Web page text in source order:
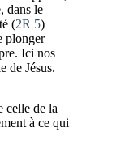
dans le
(2R 5)
plonger
Ici nos
de Jésus.
celle de la
à ce qui